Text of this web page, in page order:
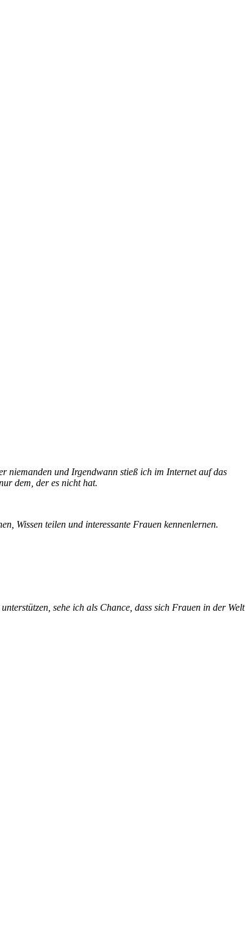
niemanden und Irgendwann stieß ich im Internet auf das
dem, der es nicht hat.
Wissen teilen und interessante Frauen kennenlernen.
sehe ich als Chance, dass sich Frauen in der Welt